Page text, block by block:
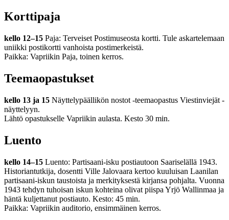
Korttipaja
kello 12–15 Paja: Terveiset Postimuseosta kortti. Tule askartelemaan
uniikki postikortti vanhoista postimerkeistä.
Paikka: Vapriikin Paja, toinen kerros.
Teemaopastukset
kello 13 ja 15 Näyttelypäällikön nostot -teemaopastus Viestinviejät -
näyttelyyn.
Lähtö opastukselle Vapriikin aulasta. Kesto 30 min.
Luento
kello 14–15 Luento: Partisaani-isku postiautoon Saariselällä 1943.
Historiantutkija, dosentti Ville Jalovaara kertoo kuuluisan Laanilan
partisaani-iskun taustoista ja merkityksestä kirjansa pohjalta. Vuonna
1943 tehdyn tuhoisan iskun kohteina olivat piispa Yrjö Wallinmaa ja
häntä kuljettanut postiauto. Kesto: 45 min.
Paikka: Vapriikin auditorio, ensimmäinen kerros.